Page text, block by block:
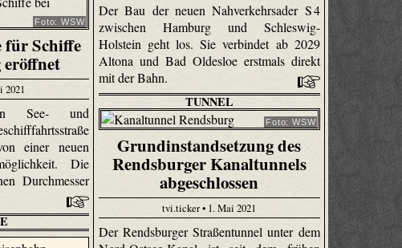
Der Bau der neuen Nahverkehrsader S 4
zwischen Hamburg und Schleswig-
Holstein geht los. Sie verbindet ab 2029
Altona und Bad Oldesloe erstmals direkt
mit der Bahn.
Foto: WSW
für Schiffe
2021
See- und
einer neuen
Die
Durchmesser
TUNNEL
Foto: WSW
Grundinstandsetzung des
Rendsburger Kanaltunnels
abgeschlossen
tvi.ticker • 1. Mai 2021
Der Rendsburger Straßentunnel unter dem